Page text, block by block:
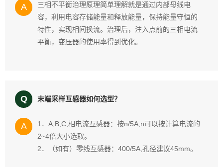
A
三相不平衡治理原理简单理解就是通过内部母线电
容，利用电容存储能量和释放能量，保持能量守恒的
特性，实现相间换流。治理后，注入点前的三相电流
平衡，变压器的使用率得到优化。
Q 末端采样互感器如何选型？
A
1．A,B,C,相电流互感器：按n/5A,n可以按计算电流的
2~4倍大小选取。
2．（如有）零线互感器：400/5A,孔径建议45mm。